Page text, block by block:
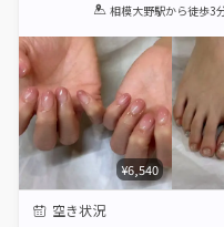
1 2 3 4 5
相模大野駅から徒歩3
¥6,540
空き状況